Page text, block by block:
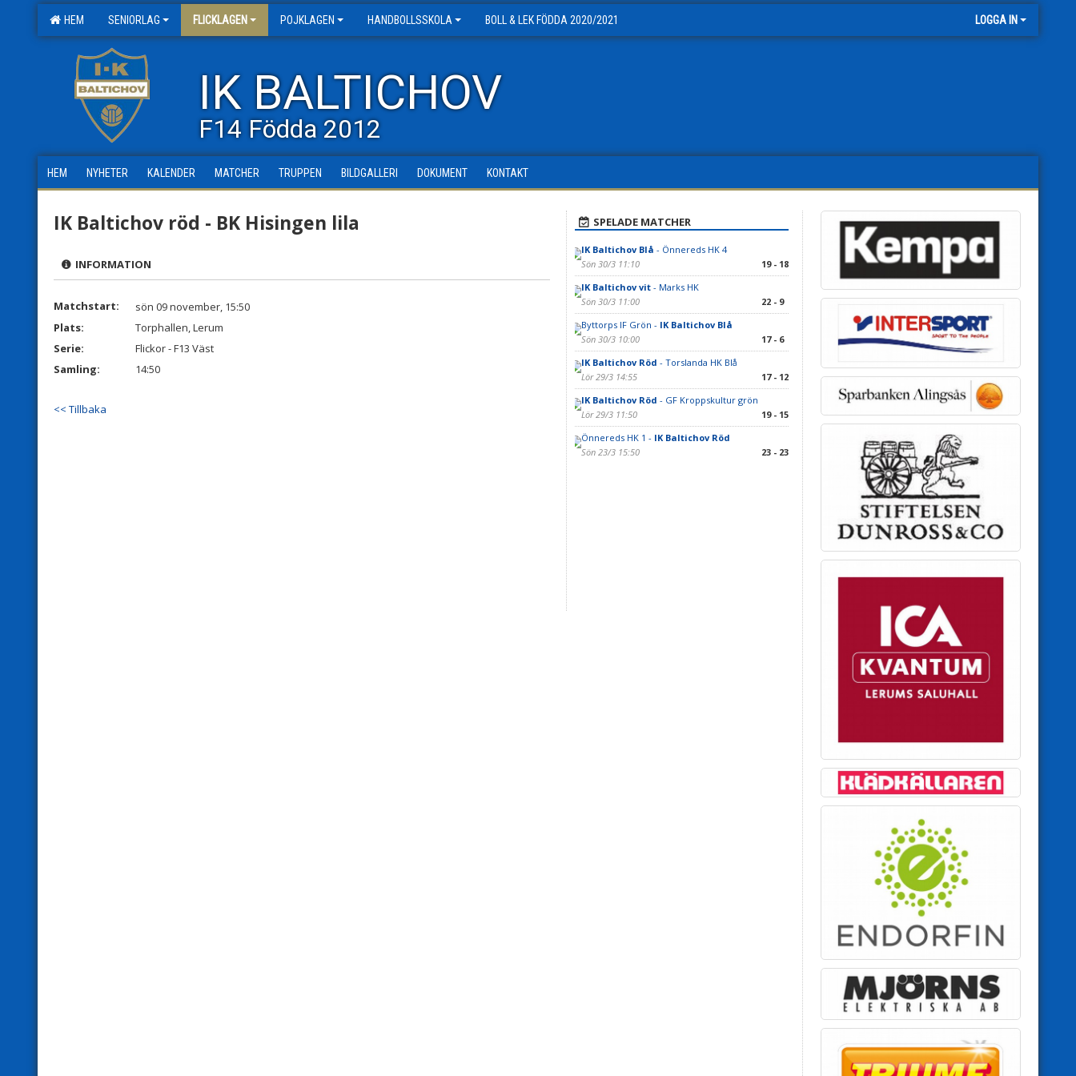
HEM SENIORLAG FLICKLAGEN POJKLAGEN HANDBOLLSSKOLA BOLL & LEK FÖDDA 2020/2021 LOGGA IN
IK BALTICHOV
F14 Födda 2012
HEM NYHETER KALENDER MATCHER TRUPPEN BILDGALLERI DOKUMENT KONTAKT
IK Baltichov röd - BK Hisingen lila
INFORMATION
Matchstart:
sön 09 november, 15:50
Plats:
Torphallen, Lerum
Serie:
Flickor - F13 Väst
Samling:
14:50
<< Tillbaka
SPELADE MATCHER
IK Baltichov Blå - Önnereds HK 4
Sön 30/3 11:10
19 - 18
IK Baltichov vit- Marks HK
Sön 30/3 11:00
22 - 9
Byttorps IF Grön - IK Baltichov Blå
Sön 30/3 10:00
17 - 6
IK Baltichov Röd - Torslanda HK Blå
Lör 29/3 14:55
17 - 12
IK Baltichov Röd - GF Kroppskultur grön
Lör 29/3 11:50
19 - 15
Önnereds HK 1 - IK Baltichov Röd
Sön 23/3 15:50
23 - 23